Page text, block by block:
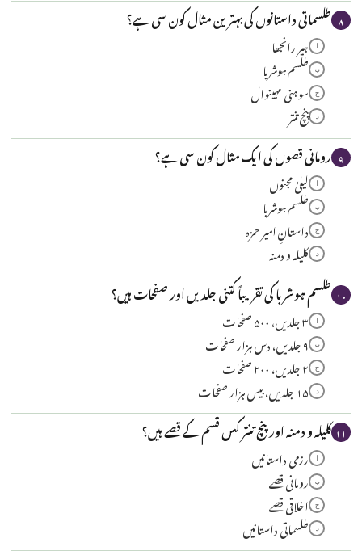
۸ طلسماتی داستانوں کی بہترین مثال کون سی ہے؟
ہیر رانجھا
ب طلسم ہوشربا
ج سوہنی مہینوال
د پنچ تنتر
۹ رومانی قصوں کی ایک مثال کون سی ہے؟
لیلیٰ مجنوں
ب طلسم ہوشربا
ج داستانِ امیر حمزہ
د کلیلہ و دمنہ
۱۰ طلسم ہوشربا کی تقریباً کتنی جلدیں اور صفحات ہیں؟
۳ جلدیں، ۵۰۰ صفحات
ب ۹ جلدیں، دس ہزار صفحات
ج ۲ جلدیں، ۲۰۰ صفحات
د ۱۵ جلدیں، بیس ہزار صفحات
۱۱کلیلہ و دمنہ اور پنچ تنتر کس قسم کے قصے ہیں؟
رزمی داستانیں
ب رومانی قصے
ج اخلاقی قصے
د طلسماتی داستانیں